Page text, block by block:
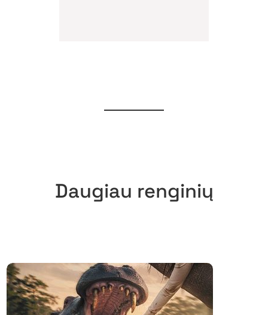
Daugiau renginių